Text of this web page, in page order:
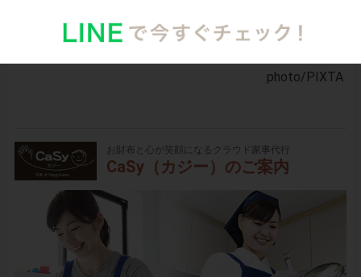
photo/PIXTA
お財布と心が笑顔になるクラウド家事代行
CaSy（カジー）のご案内